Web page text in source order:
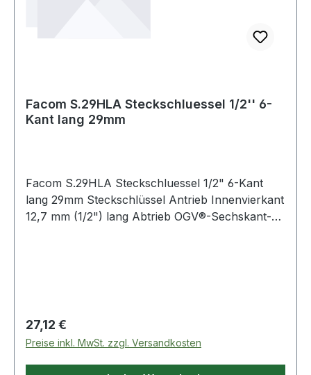
Facom S.29HLA Steckschluessel 1/2'' 6-
Kant lang 29mm
Facom S.29HLA Steckschluessel 1/2" 6-Kant
lang 29mm Steckschlüssel Antrieb Innenvierkant
12,7 mm (1/2") lang Abtrieb OGV®-Sechskant-
Regulärer Preis:
27,12 €
Preise inkl. MwSt. zzgl. Versandkosten